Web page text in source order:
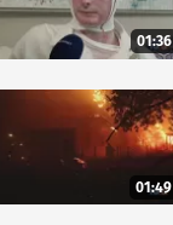
01:36
01:49